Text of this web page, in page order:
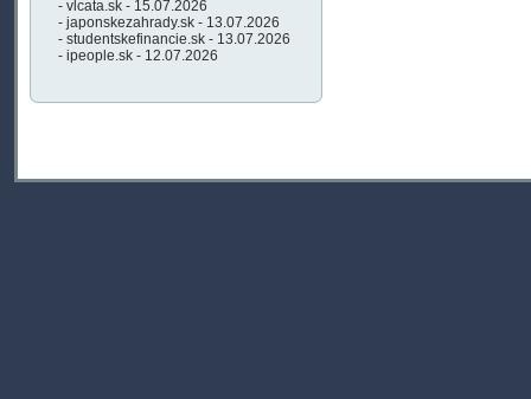
- vlcata.sk - 15.07.2026
- japonskezahrady.sk - 13.07.2026
- studentskefinancie.sk - 13.07.2026
- ipeople.sk - 12.07.2026